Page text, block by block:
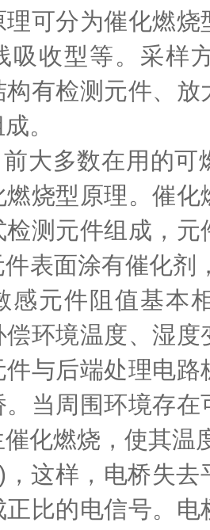
理可分为催化燃
吸收型等。采样
构有检测元件、
。
多数在用的可
燃烧型原理。催
测元件组成，
表面涂有催化剂
感元件阻值基本
环境温度、湿
与后端处理电
当周围环境存
化燃烧，使其温
这样，电桥失去
比的电信号。